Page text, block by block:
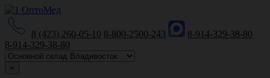
8 (423) 260-05-10 8-800-2500-243
8-914-329-38-80
8-914-329-38-80
×